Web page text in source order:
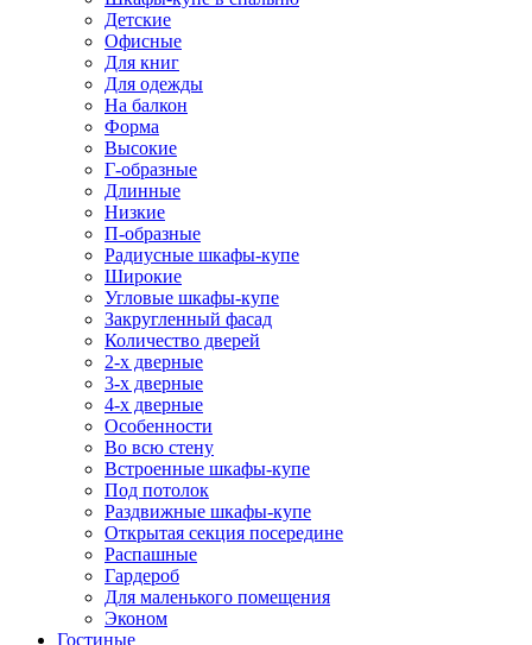
Детские
Офисные
Для книг
Для одежды
На балкон
Форма
Высокие
Г-образные
Длинные
Низкие
П-образные
Радиусные шкафы-купе
Широкие
Угловые шкафы-купе
Закругленный фасад
Количество дверей
2-х дверные
3-х дверные
4-х дверные
Особенности
Во всю стену
Встроенные шкафы-купе
Под потолок
Раздвижные шкафы-купе
Открытая секция посередине
Распашные
Гардероб
Для маленького помещения
Эконом
Гостиные